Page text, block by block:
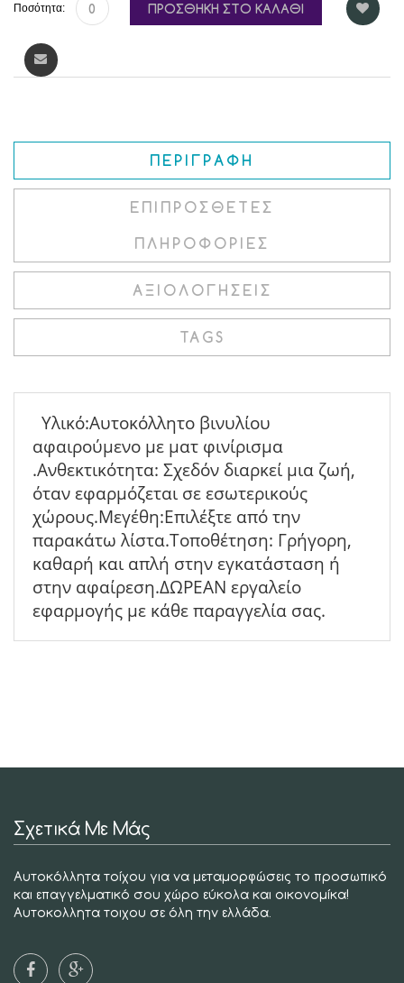
Ποσότητα: ΠΡΟΣΘΉΚΗ ΣΤΟ ΚΑΛΆΘΙ
ΠΕΡΙΓΡΑΦΉ
ΕΠΙΠΡΌΣΘΕΤΕΣ
ΠΛΗΡΟΦΟΡΊΕΣ
ΑΞΙΟΛΟΓΉΣΕΙΣ
TAGS
Υλικό:Αυτοκόλλητο βινυλίου
αφαιρούμενο με ματ φινίρισμα
.Ανθεκτικότητα: Σχεδόν διαρκεί μια ζωή,
όταν εφαρμόζεται σε εσωτερικούς
χώρους.Μεγέθη:Επιλέξτε από την
παρακάτω λίστα.Τοποθέτηση: Γρήγορη,
καθαρή και απλή στην εγκατάσταση ή
στην αφαίρεση.ΔΩΡΕΑΝ εργαλείο
εφαρμογής με κάθε παραγγελία σας.
Σχετικά Με Μάς
Αυτοκόλλητα τοίχου για να μεταμορφώσεις το προσωπικό
και επαγγελματικό σου χώρο εύκολα και οικονομίκα!
Αυτοκολλητα τοιχου σε όλη την ελλάδα.